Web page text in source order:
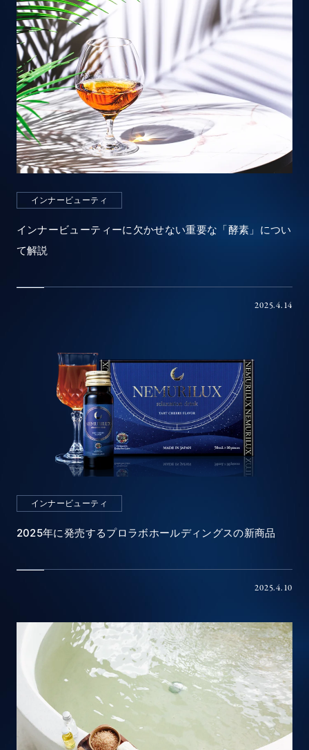
インナービューティ
インナービューティーに欠かせない重要な「酵素」につい
て解説
2025.4.14
インナービューティ
2025年に発売するプロラボホールディングスの新商品
2025.4.10